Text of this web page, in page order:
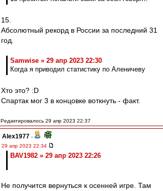
15.
Абсолютный рекорд в России за последний 31
год.
Samwise » 29 апр 2023 22:30
Когда я приводил статистику по Аленичеву
Хто это? :D
Спартак мог 3 в концовке воткнуть - факт.
Редактировалось 29 апр 2023 22:37
Alex1977 -
29 апр 2023 22:34
BAV1982 » 29 апр 2023 22:26
Не получится вернуться к осенней игре. Там